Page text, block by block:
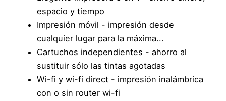
espacio y tiempo
Impresión móvil - impresión desde
cualquier lugar para la máxima...
Cartuchos independientes - ahorro al
sustituir sólo las tintas agotadas
Wi-fi y wi-fi direct - impresión inalámbrica
con o sin router wi-fi